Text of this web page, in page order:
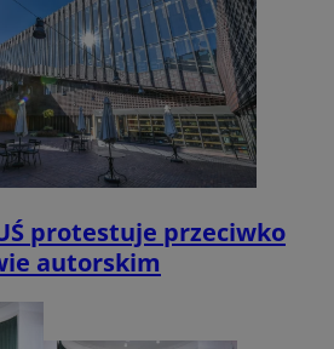
protestuje przeciwko
autorskim